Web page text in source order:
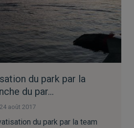
du park par la
du par…
24 août 2017
du park par la team